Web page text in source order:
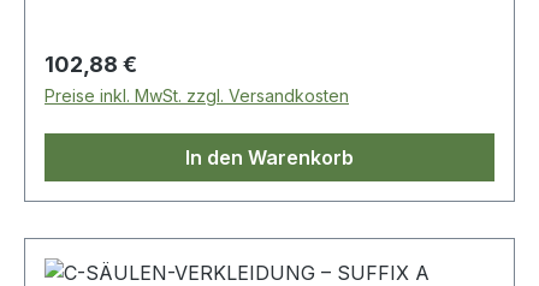
Regulärer Preis:
102,88 €
Preise inkl. MwSt. zzgl. Versandkosten
In den Warenkorb